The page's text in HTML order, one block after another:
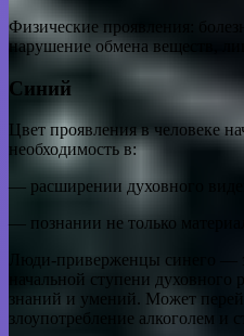
Физические проявления:
нарушение обмена веществ,
Синий
Цвет проявления в человеке
необходимость в:
— расширении духовного
— познании не только
Люди-приверженцы синего —
начальной ступени
знаний и умений. Может
злоупотребление алкоголем